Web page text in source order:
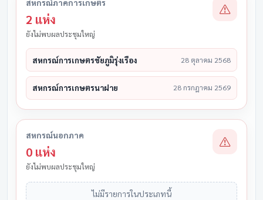
สหกรณ์ภาคการเกษตร
2 แห่ง
ยังไม่พบผลประชุมใหญ่
สหกรณ์การเกษตรชัยภูมิรุ่งเรือง 28 ตุลาคม 2568
สหกรณ์การเกษตรนาฝาย 28 กรกฎาคม 2569
สหกรณ์นอกภาค
0 แห่ง
ยังไม่พบผลประชุมใหญ่
ไม่มีรายการในประเภทนี้